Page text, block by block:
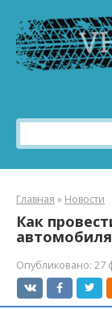
контенту
Поиск:
Главная » Новости
Как
Опубликовано: 27